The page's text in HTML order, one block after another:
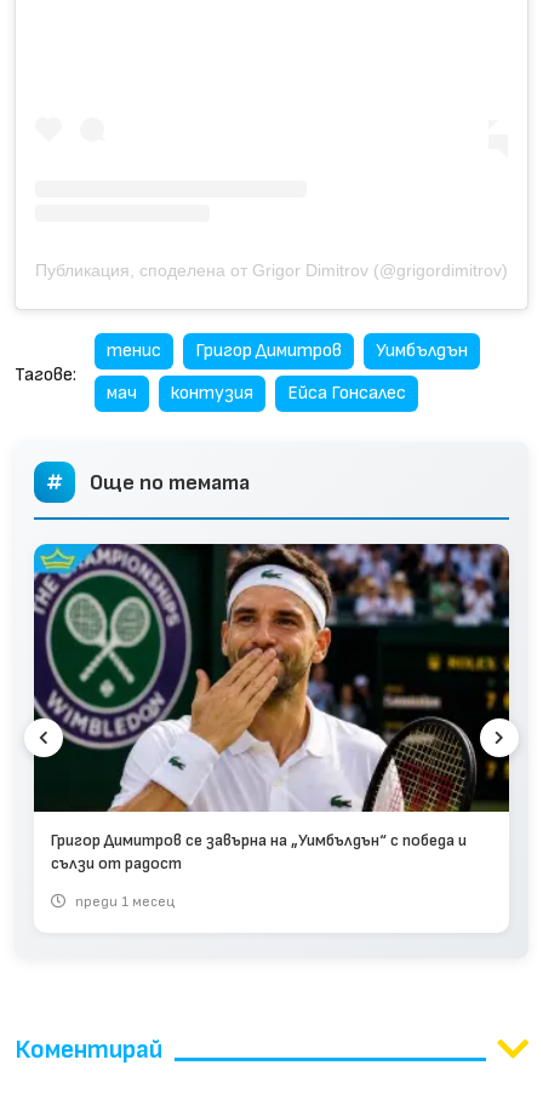
Публикация, споделена от Grigor Dimitrov (@grigordimitrov)
Тагове:
тенис Григор Димитров
Уимбълдън
мач
контузия Ейса Гонсалес
Още по темата
Григор Димитров се завърна на „Уимбълдън“ с победа и
сълзи от радост
преди 1 месец
Коментирай